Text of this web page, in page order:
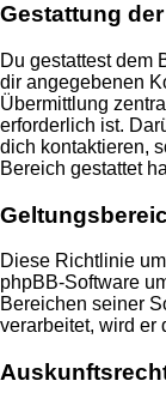
Gestattung
Du gestattest dem
dir angegebenen
Übermittlung
erforderlich ist.
dich kontaktieren,
Bereich gestattet
Diese Richtlinie
phpBB-Software
Bereichen seiner
verarbeitet, wird er